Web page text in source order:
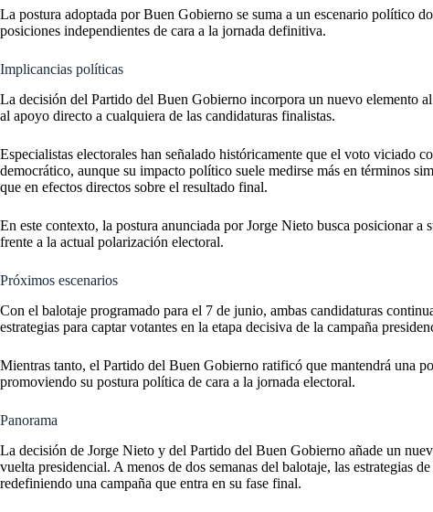
La postura adoptada por Buen Gobierno se suma a un escenario político
posiciones independientes de cara a la jornada definitiva.
Implicancias políticas
La decisión del Partido del Buen Gobierno incorpora un nuevo elemento
al apoyo directo a cualquiera de las candidaturas finalistas.
Especialistas electorales han señalado históricamente que el voto viciado
democrático, aunque su impacto político suele medirse más en términos
que en efectos directos sobre el resultado final.
En este contexto, la postura anunciada por Jorge Nieto busca posicionar
frente a la actual polarización electoral.
Próximos escenarios
Con el balotaje programado para el 7 de junio, ambas candidaturas
estrategias para captar votantes en la etapa decisiva de la campaña
Mientras tanto, el Partido del Buen Gobierno ratificó que mantendrá una
promoviendo su postura política de cara a la jornada electoral.
Panorama
La decisión de Jorge Nieto y del Partido del Buen Gobierno añade un
vuelta presidencial. A menos de dos semanas del balotaje, las estrategias
redefiniendo una campaña que entra en su fase final.